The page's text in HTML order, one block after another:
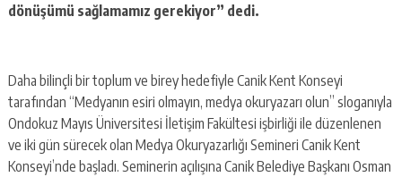
dönüşümü sağlamamız gerekiyor” dedi.
Daha bilinçli bir toplum ve birey hedefiyle Canik Kent Konseyi
tarafından “Medyanın esiri olmayın, medya okuryazarı olun” sloganıyla
Ondokuz Mayıs Üniversitesi İletişim Fakültesi işbirliği ile düzenlenen
ve iki gün sürecek olan Medya Okuryazarlığı Semineri Canik Kent
Konseyi’nde başladı. Seminerin açılışına Canik Belediye Başkanı Osman